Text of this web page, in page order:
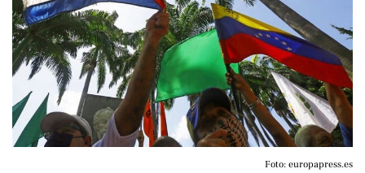
Foto: europapress.es